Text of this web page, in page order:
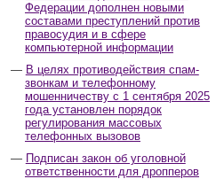
Федерации дополнен новыми
составами преступлений против
правосудия и в сфере
компьютерной информации
В целях противодействия спам-
звонкам и телефонному
мошенничеству с 1 сентября 2025
года установлен порядок
регулирования массовых
телефонных вызовов
Подписан закон об уголовной
ответственности для дропперов